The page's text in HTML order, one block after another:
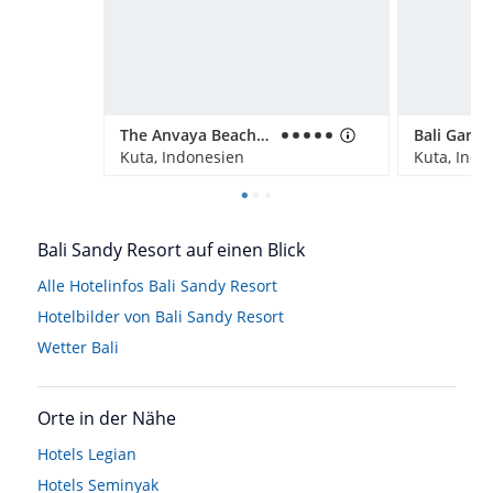
The Anvaya Beach Resorts Bali
Kuta, Indonesien
Kuta,
Bali Sandy Resort auf einen Blick
Alle Hotelinfos Bali Sandy Resort
Hotelbilder von Bali Sandy Resort
Wetter Bali
Orte in der Nähe
Hotels Legian
Hotels Seminyak